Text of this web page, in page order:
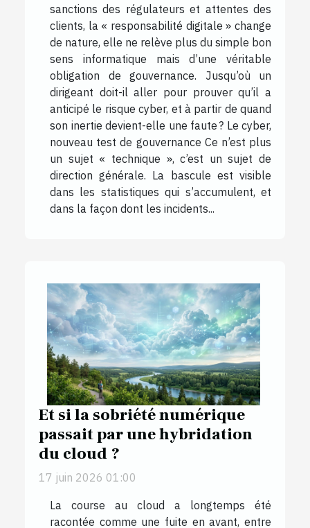
sanctions des régulateurs et attentes des
clients, la « responsabilité digitale » change
de nature, elle ne relève plus du simple bon
sens informatique mais d’une véritable
obligation de gouvernance. Jusqu’où un
dirigeant doit-il aller pour prouver qu’il a
anticipé le risque cyber, et à partir de quand
son inertie devient-elle une faute ? Le cyber,
nouveau test de gouvernance Ce n’est plus
un sujet « technique », c’est un sujet de
direction générale. La bascule est visible
dans les statistiques qui s’accumulent, et
dans la façon dont les incidents...
Et si la sobriété numérique
passait par une hybridation
du cloud ?
17 juin 2026 01:00
La course au cloud a longtemps été
racontée comme une fuite en avant, entre